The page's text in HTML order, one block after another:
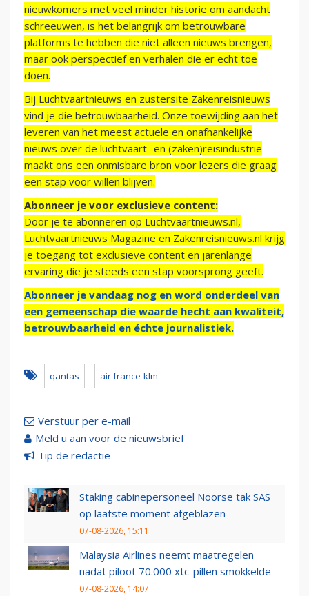
nieuwkomers met veel minder historie om aandacht
schreeuwen, is het belangrijk om betrouwbare
platforms te hebben die niet alleen nieuws brengen,
maar ook perspectief en verhalen die er echt toe
doen.
Bij Luchtvaartnieuws en zustersite Zakenreisnieuws
vind je die betrouwbaarheid. Onze toewijding aan het
leveren van het meest actuele en onafhankelijke
nieuws over de luchtvaart- en (zaken)reisindustrie
maakt ons een onmisbare bron voor lezers die graag
een stap voor willen blijven.
Abonneer je voor exclusieve content:
Door je te abonneren op Luchtvaartnieuws.nl,
Luchtvaartnieuws Magazine en Zakenreisnieuws.nl krijg
je toegang tot exclusieve content en jarenlange
ervaring die je steeds een stap voorsprong geeft.
Abonneer je vandaag nog en word onderdeel van
een gemeenschap die waarde hecht aan kwaliteit,
betrouwbaarheid en échte journalistiek.
qantas air france-klm
Verstuur per e-mail
Meld u aan voor de nieuwsbrief
Tip de redactie
Staking cabinepersoneel Noorse tak SAS
op laatste moment afgeblazen
07-08-2026, 15:11
Malaysia Airlines neemt maatregelen
nadat piloot 70.000 xtc-pillen smokkelde
07-08-2026, 14:07